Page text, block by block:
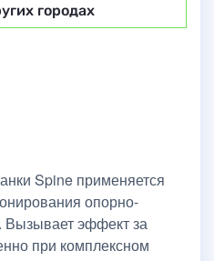
городах
Spine применяется
опорно-
Вызывает эффект за
при комплексном